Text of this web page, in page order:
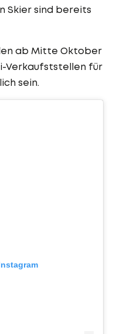
Skier sind bereits
ab Mitte Oktober
Verkaufststellen für
sein.